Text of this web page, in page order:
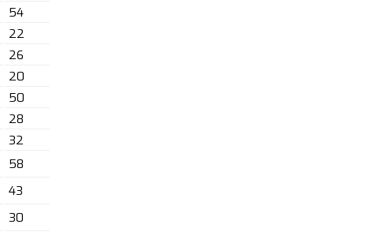
54
22
26
20
50
28
32
58
43
30